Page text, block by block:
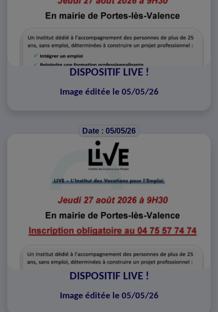
DISPOSITIF LIVE !
Image éditée le 05/05/26
Date : 05/05/26
DISPOSITIF LIVE !
Image éditée le 05/05/26